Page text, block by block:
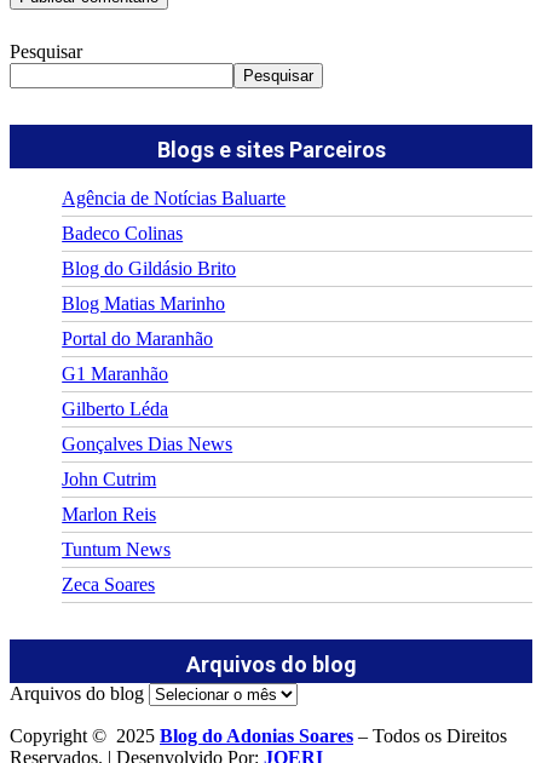
Pesquisar
Pesquisar
Blogs e sites Parceiros
Agência de Notícias Baluarte
Badeco Colinas
Blog do Gildásio Brito
Blog Matias Marinho
Portal do Maranhão
G1 Maranhão
Gilberto Léda
Gonçalves Dias News
John Cutrim
Marlon Reis
Tuntum News
Zeca Soares
Arquivos do blog
Arquivos do blog
Copyright © 2025 Blog do Adonias Soares – Todos os Direitos
Reservados. | Desenvolvido Por: JOERI